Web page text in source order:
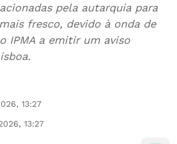
pela autarquia para
fresco, devido à onda de
IPMA a emitir um aviso
13:27
13:27